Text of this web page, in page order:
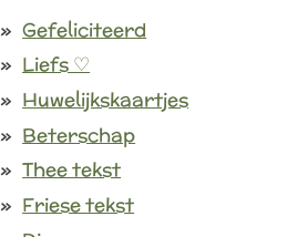
Gefeliciteerd
Liefs ♡
Huwelijkskaartjes
Beterschap
Thee tekst
Friese tekst